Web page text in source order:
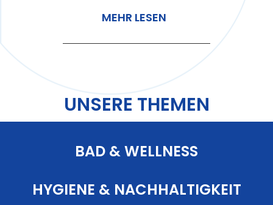
MEHR LESEN
UNSERE THEMEN
BAD & WELLNESS
HYGIENE & NACHHALTIGKEIT